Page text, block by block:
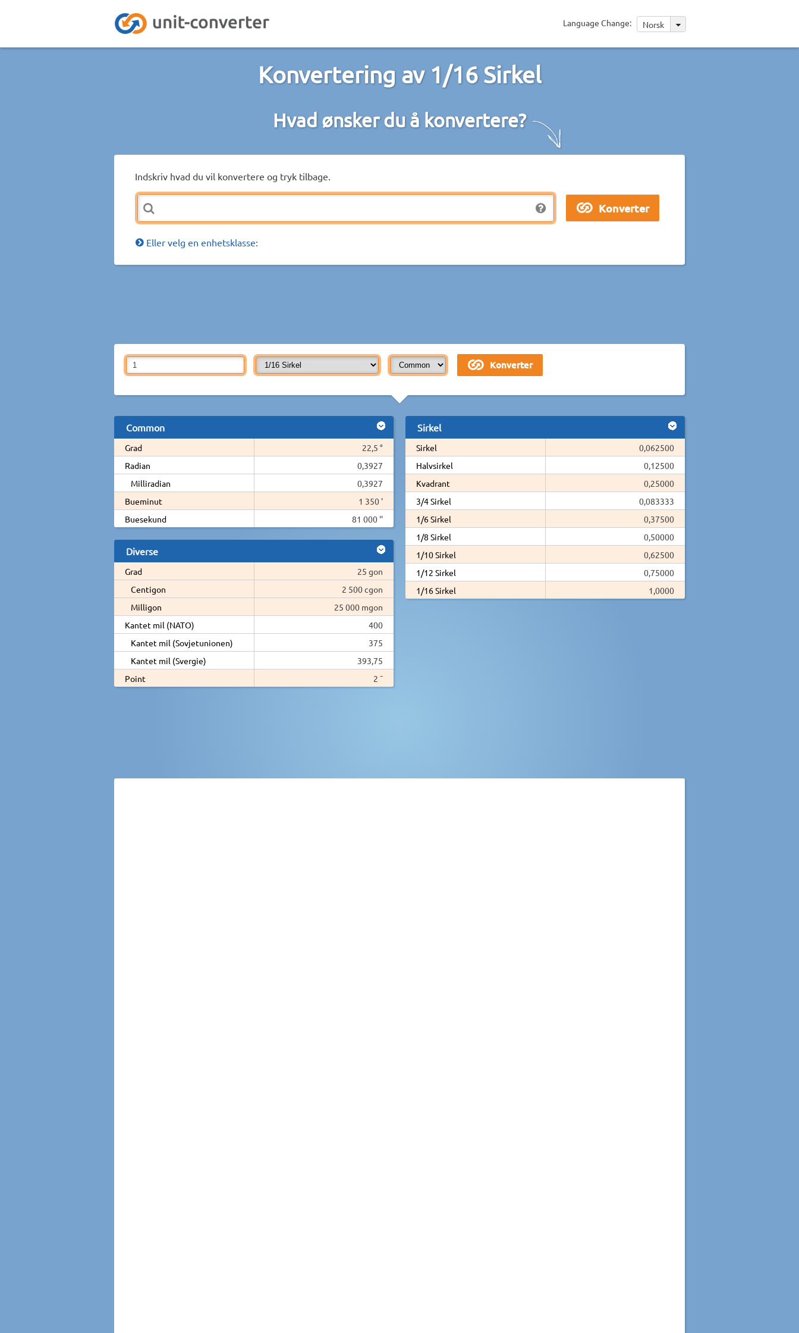
Language Change: Norsk
Konvertering av 1/16 Sirkel
Hvad ønsker du å konvertere?
Indskriv hvad du vil konvertere og tryk tilbage.
Eller velg en enhetsklasse:
Common
Grad
22,5 °
Radian
0,3927
Milliradian
0,3927
Bueminut
1 350 '
Buesekund
81 000 ''
Diverse
Grad
25 gon
Centigon
2 500 cgon
Milligon
25 000 mgon
Kantet mil (NATO)
400
Kantet mil (Sovjetunionen)
375
Kantet mil (Svergie)
393,75
Point
2 ¯
Sirkel
Sirkel
0,062500
Halvsirkel
0,12500
Kvadrant
0,25000
3/4 Sirkel
0,083333
1/6 Sirkel
0,37500
1/8 Sirkel
0,50000
1/10 Sirkel
0,62500
1/12 Sirkel
0,75000
1/16 Sirkel
1,0000